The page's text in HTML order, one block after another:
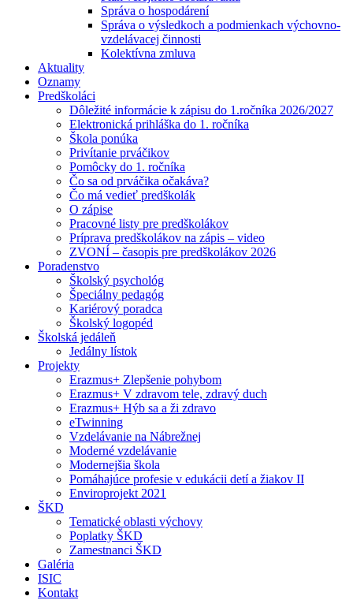
Správa o hospodárení
Správa o výsledkoch a podmienkach výchovno-
vzdelávacej činnosti
Kolektívna zmluva
Aktuality
Oznamy
Predškoláci
Dôležité informácie k zápisu do 1.ročníka 2026/2027
Elektronická prihláška do 1. ročníka
Škola ponúka
Privítanie prváčikov
Pomôcky do 1. ročníka
Čo sa od prváčika očakáva?
Čo má vedieť predškolák
O zápise
Pracovné listy pre predškolákov
Príprava predškolákov na zápis – video
ZVONÍ – časopis pre predškolákov 2026
Poradenstvo
Školský psychológ
Špeciálny pedagóg
Kariérový poradca
Školský logopéd
Školská jedáleň
Jedálny lístok
Projekty
Erazmus+ Zlepšenie pohybom
Erazmus+ V zdravom tele, zdravý duch
Erazmus+ Hýb sa a ži zdravo
eTwinning
Vzdelávanie na Nábrežnej
Moderné vzdelávanie
Modernejšia škola
Pomáhajúce profesie v edukácii detí a žiakov II
Enviroprojekt 2021
ŠKD
Tematické oblasti výchovy
Poplatky ŠKD
Zamestnanci ŠKD
Galéria
ISIC
Kontakt